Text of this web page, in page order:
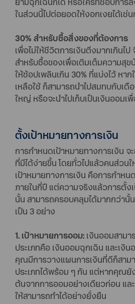
ในส่วนนี้ไปต่อยอดให้งอกเงยได้เช่
30% สำหรับซื้อสิ่งของที่ต้องการ
เพื่อไม่ให้ชีวิตการเงินตึงมากเกินไ
สำหรับซื้อของเพื่อเติมเต็มความสุข
ให้ช้อปเพลินเกิน 30% ที่แบ่งไว้ หา
เหลือใช้ ก็สามารถนำไปสมทบกับเ
ใหญ่ หรือจะนำไปเก็บเป็นเงินออมเ
ตั้งเป้าหมายทางการเงิน
การกำหนดเป้าหมายทางการเงิน
ที่มีได้ง่ายขึ้น โดยทั่วไปแล้วคนส่วน
เป้าหมายทางการเงิน คือการกำหน
ภายในกี่ปี แต่ความจริงแล้วการตั้ง
นั้น สามารถครอบคลุมได้มากกว่านั้
เป็น 3 อย่าง
1. เป้าหมายการออม: เงินออมสามา
ประเภทคือ เงินออมฉุกเฉิน และเงิ
คุณมีการวางแผนการเงินที่ดีก็สาม
ประเภทได้พร้อม ๆ กัน แต่หากคุณยั
ต้นจากการออมอย่างเดียวก่อน แล
ให้สามารถทำได้อย่างยั่งยืน